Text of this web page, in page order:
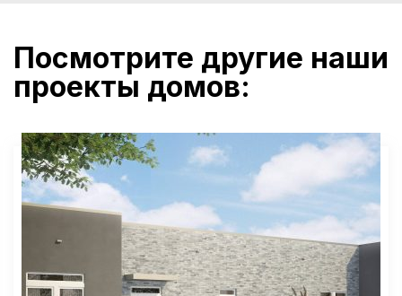
Посмотрите другие наши
проекты домов: